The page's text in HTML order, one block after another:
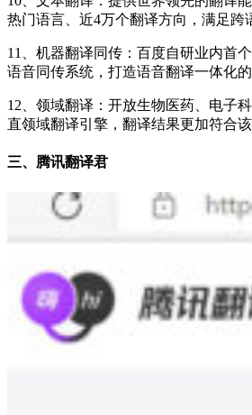
热门语言、近4万个翻译方向，满足跨
11、机器翻译同传：百度自研业内首
语音同传系统，打造语音翻译一体化
12、领域翻译：开放生物医药、电子
直领域翻译引擎，翻译结果更加符合该
三、腾讯翻译君